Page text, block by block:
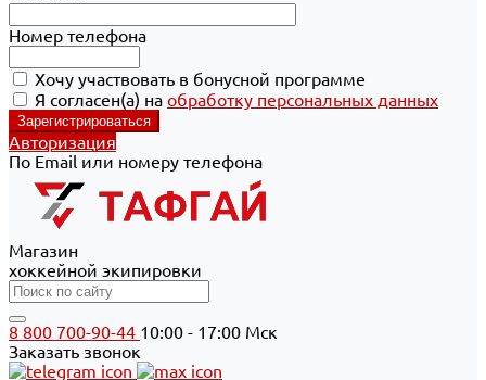
Номер телефона
Хочу участвовать в бонусной программе
Я согласен(а) на обработку персональных данных
Авторизация
По Email или номеру телефона
Магазин
хоккейной экипировки
8 800 700-90-44 10:00 - 17:00 Мск
Заказать звонок